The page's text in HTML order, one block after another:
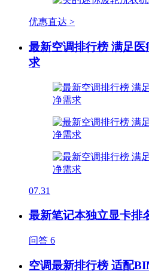
优惠直达 >
最新空调排行榜 满足
求
07.31
最新笔记本独立显卡排
问答 6
空调最新排行榜 适配